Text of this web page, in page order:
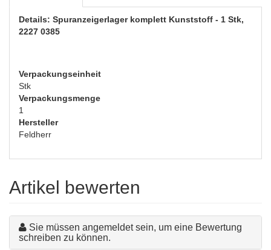
Details: Spuranzeigerlager komplett Kunststoff - 1 Stk,
2227 0385
Verpackungseinheit
Stk
Verpackungsmenge
1
Hersteller
Feldherr
Artikel bewerten
Sie müssen angemeldet sein, um eine Bewertung
schreiben zu können.